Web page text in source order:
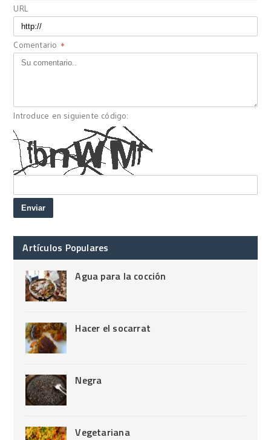
URL
Comentario *
Introduce en siguiente código:
Artículos Populares
Agua para la cocción
Hacer el socarrat
Negra
Vegetariana